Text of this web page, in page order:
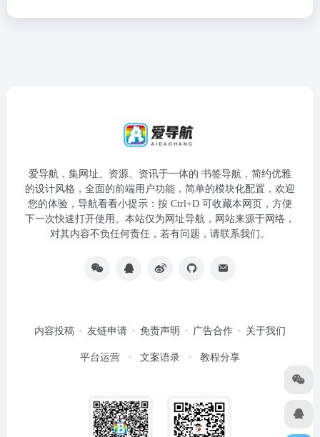
爱导航，集网址、资源、资讯于一体的 书签导航，简约优雅
的设计风格，全面的前端用户功能，简单的模块化配置，欢迎
您的体验，导航看看小提示：按 Ctrl+D 可收藏本网页，方便
下一次快速打开使用。本站仅为网址导航，网站来源于网络，
对其内容不负任何责任，若有问题，请联系我们。
内容投稿 友链申请 免责声明 广告合作 关于我们
平台运营 文案语录 教程分享